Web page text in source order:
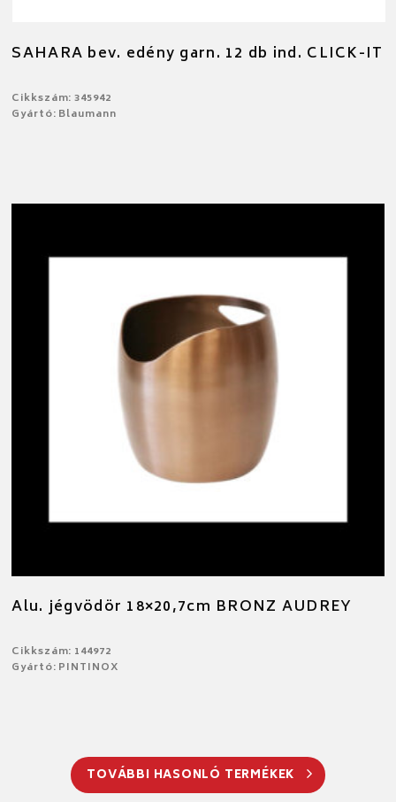
SAHARA bev. edény garn. 12 db ind. CLICK-IT
Cikkszám: 345942
Gyártó: Blaumann
Alu. jégvödör 18×20,7cm BRONZ AUDREY
Cikkszám: 144972
Gyártó: PINTINOX
TOVÁBBI HASONLÓ TERMÉKEK